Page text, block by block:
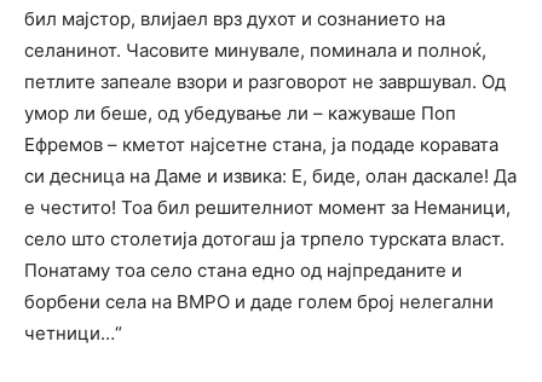
бил мајстор, влијаел врз духот и сознанието на
селанинот. Часовите минувале, поминала и полноќ,
петлите запеале взори и разговорот не завршувал. Од
умор ли беше, од убедување ли – кажуваше Поп
Ефремов – кметот најсетне стана, ја подаде коравата
си десница на Даме и извика: Е, биде, олан даскале! Да
е честито! Тоа бил решителниот момент за Неманици,
село што столетија дотогаш ја трпело турската власт.
Понатаму тоа село стана едно од најпреданите и
борбени села на ВМРО и даде голем број нелегални
четници…“